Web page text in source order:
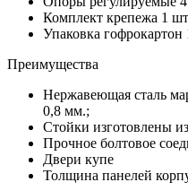
Комплект крепежа 1
Упаковка гофрокартон
Преимущества
Нержавеющая сталь
0,8 мм.;
Стойки изготовлены
Прочное болтовое
Двери купе
Толщина панелей